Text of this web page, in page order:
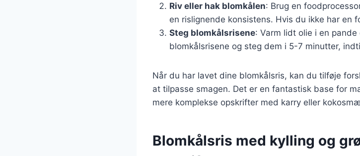
Riv eller hak blomkålen: Brug en
en rislignende konsistens. Hvis du ikke har en
Steg blomkålsrisene: Varm lidt olie i en
blomkålsrisene og steg dem i 5-7 minutter,
Når du har lavet dine blomkålsris, kan du tilføje
at tilpasse smagen. Det er en fantastisk base for
mere komplekse opskrifter med karry eller
Blomkålsris med kylling og